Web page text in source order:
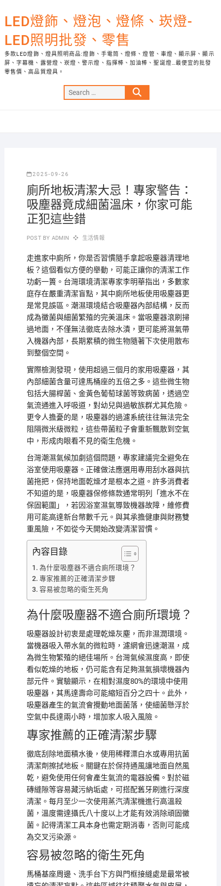
to
content
LED燈飾、燈泡、燈條、崁燈-
LED照明批發、零售
多款LED燈飾、燈具照明商品:燈飾、手電筒、燈條、燈管、車燈、顯示屏、顯示
屏、字幕機、露營燈、崁燈、警示燈、指揮棒、加油棒、聖誕燈…最便宜的批發
零售價、高品質燈具。
Search
…
2025-09-26
廁所地板清潔大忌！專家警告：
吸塵器竟成細菌溫床，你家可能
正犯這些錯
POST BY ADMIN 生活情報
走進家中廁所，你是否習慣隨手拿起吸塵器清理地
板？這個看似方便的舉動，可能正讓你的清潔工作
功虧一簣。台灣環境清潔專家李明華指出，多數家
庭存在嚴重清潔盲點，其中廁所地板使用吸塵器更
是常見誤區。潮濕環境結合吸塵器內部結構，反而
成為黴菌與細菌繁殖的完美溫床。當吸塵器滾刷掃
過地面，不僅無法徹底去除水漬，更可能將濕氣帶
入機器內部，長期累積的微生物隨著下次使用散布
到整個空間。
實際檢測發現，使用超過三個月的家用吸塵器，其
內部細菌含量可達馬桶座的五倍之多。這些微生物
包括大腸桿菌、金黃色葡萄球菌等致病菌，透過空
氣流通進入呼吸道，對幼兒與過敏族群尤其危險。
更令人擔憂的是，吸塵器的過濾系統往往無法完全
阻隔微米級微粒，這些帶菌粒子會重新飄散到空氣
中，形成肉眼看不見的衛生危機。
台灣潮濕氣候加劇這個問題，專家建議完全避免在
浴室使用吸塵器。正確做法應選用專用刮水器與抗
菌拖把，保持地面乾燥才是根本之道。許多消費者
不知道的是，吸塵器保修條款通常明列「進水不在
保固範圍」，若因浴室濕氣導致機器故障，維修費
用可能高達新台幣數千元。與其承擔健康與財務雙
重風險，不如從今天開始改變清潔習慣。
內容目錄
為什麼吸塵器不適合廁所環境？
專家推薦的正確清潔步驟
容易被忽略的衛生死角
為什麼吸塵器不適合廁所環境？
吸塵器設計初衷是處理乾燥灰塵，而非濕潤環境。
當機器吸入帶水氣的微粒時，濾網會迅速潮濕，成
為微生物繁殖的絕佳場所。台灣氣候濕度高，即使
看似乾燥的地板，仍可能含有足夠濕氣損壞機器內
部元件。實驗顯示，在相對濕度80%的環境中使用
吸塵器，其馬達壽命可能縮短百分之四十。此外，
吸塵器產生的氣流會攪動地面菌落，使細菌懸浮於
空氣中長達兩小時，增加家人吸入風險。
專家推薦的正確清潔步驟
徹底刮除地面積水後，使用稀釋漂白水或專用抗菌
清潔劑擦拭地板。關鍵在於保持通風讓地面自然風
乾，避免使用任何會產生氣流的電器設備。對於磁
磚縫隙等容易藏污納垢處，可搭配舊牙刷進行深度
清潔。每月至少一次使用蒸汽清潔機進行高溫殺
菌，溫度需達攝氏八十度以上才能有效消除頑固黴
菌。記得清潔工具本身也需定期消毒，否則可能成
為交叉污染源。
容易被忽略的衛生死角
馬桶基座周邊、洗手台下方與門框接縫處是最常被